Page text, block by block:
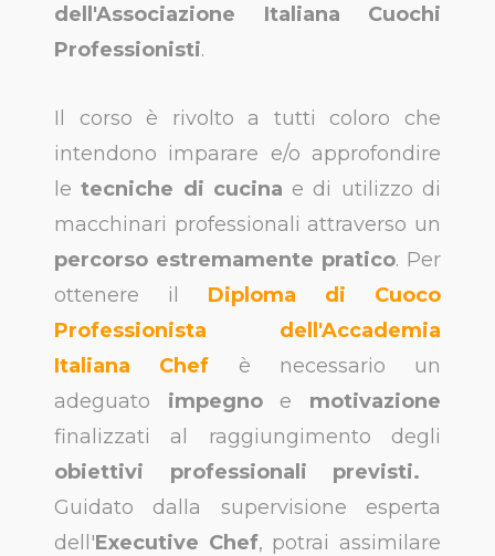
dell'Associazione Italiana Cuochi
Professionisti.
Il corso è rivolto a tutti coloro che
intendono imparare e/o approfondire
le tecniche di cucina e di utilizzo di
macchinari professionali attraverso un
percorso estremamente pratico. Per
ottenere il Diploma di Cuoco
Professionista dell'Accademia
Italiana Chef
è necessario un
adeguato impegnoe motivazione
finalizzati al raggiungimento degli
obiettivi professionali previsti.
Guidato dalla supervisione esperta
dell'Executive Chef, potrai assimilare